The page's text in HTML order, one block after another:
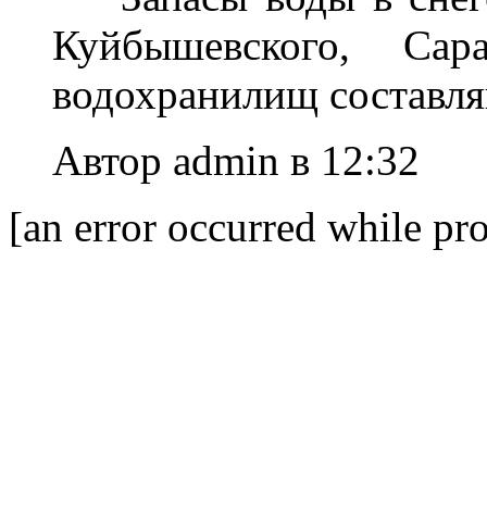
Куйбышевского,
водохранилищ
Автор admin в 12:32
[an error occurred while